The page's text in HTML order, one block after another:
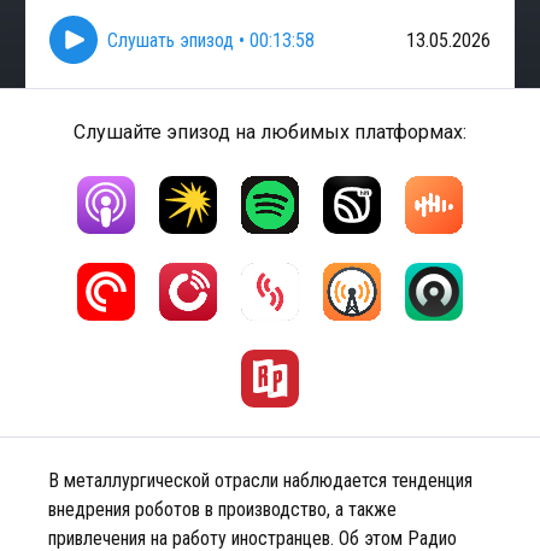
Слушать эпизод • 00:13:58 13.05.2026
Слушайте эпизод на любимых платформах:
В металлургической отрасли наблюдается тенденция
внедрения роботов в производство, а также
привлечения на работу иностранцев. Об этом Радио